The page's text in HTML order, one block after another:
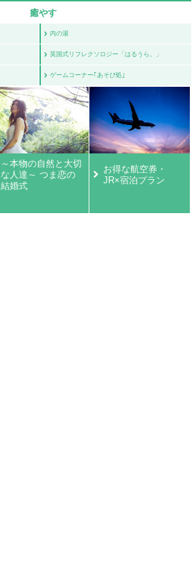
癒やす
内の湯
英国式リフレクソロジー「はるうら。」
ゲームコーナー｢あそび処｣
～本物の自然と大切
な人達～ つま恋の
結婚式
お得な航空券・
JR×宿泊プラン